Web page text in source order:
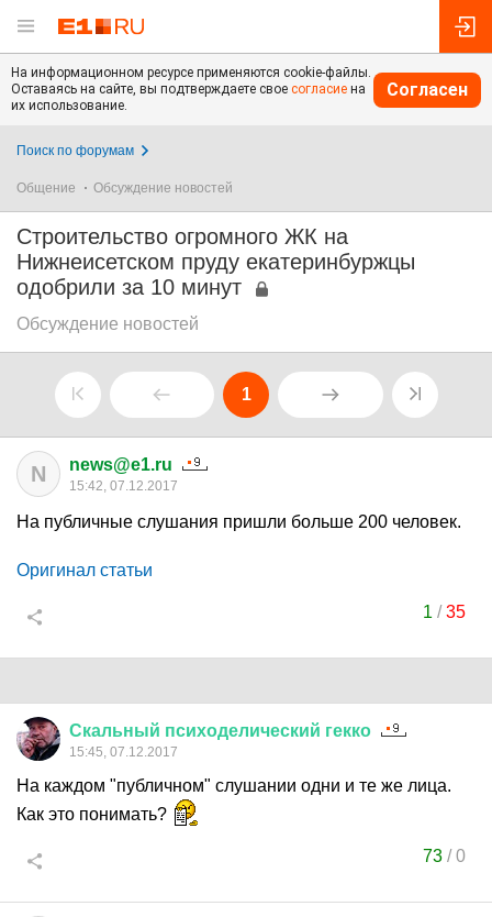
На информационном ресурсе применяются cookie-файлы.
Оставаясь на сайте, вы подтверждаете свое согласие на
их использование.
Согласен
Поиск по форумам
Общение Обсуждение новостей
Строительство огромного ЖК на
Нижнеисетском пруду екатеринбуржцы
одобрили за 10 минут
Обсуждение новостей
1
N news@e1.ru
15:42, 07.12.2017
На публичные слушания пришли больше 200 человек.
Оригинал статьи
1 /35
Скальный психоделический гекко
15:45, 07.12.2017
На каждом "публичном" слушании одни и те же лица.
Как это понимать?
73 /0